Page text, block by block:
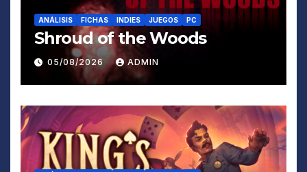
ANÁLISIS FICHAS INDIES JUEGOS PC
Shroud of the Woods
05/08/2026 ADMIN